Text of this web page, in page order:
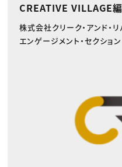
CREATIVE VILLAGE
株式会社クリーク・アンド・
エンゲージメント・セクション